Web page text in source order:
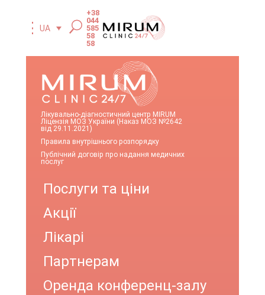
UA
+38
044
585
58
58
Лікувально-діагностичний центр MIRUM
Ліцензія МОЗ України (Наказ МОЗ №2642
від 29.11.2021)
Правила внутрішнього розпорядку
Публічний договір про надання медичних
послуг
Послуги та ціни
Акції
Лікарі
Партнерам
Оренда конференц-залу